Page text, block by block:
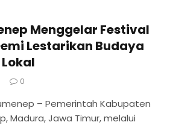
Menggelar Festival
Lestarikan Budaya
0
– Pemerintah Kabupaten
Madura, Jawa Timur, melalui